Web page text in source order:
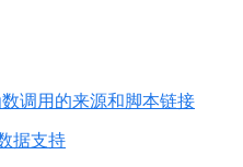
调用的来源和脚本链接
据支持